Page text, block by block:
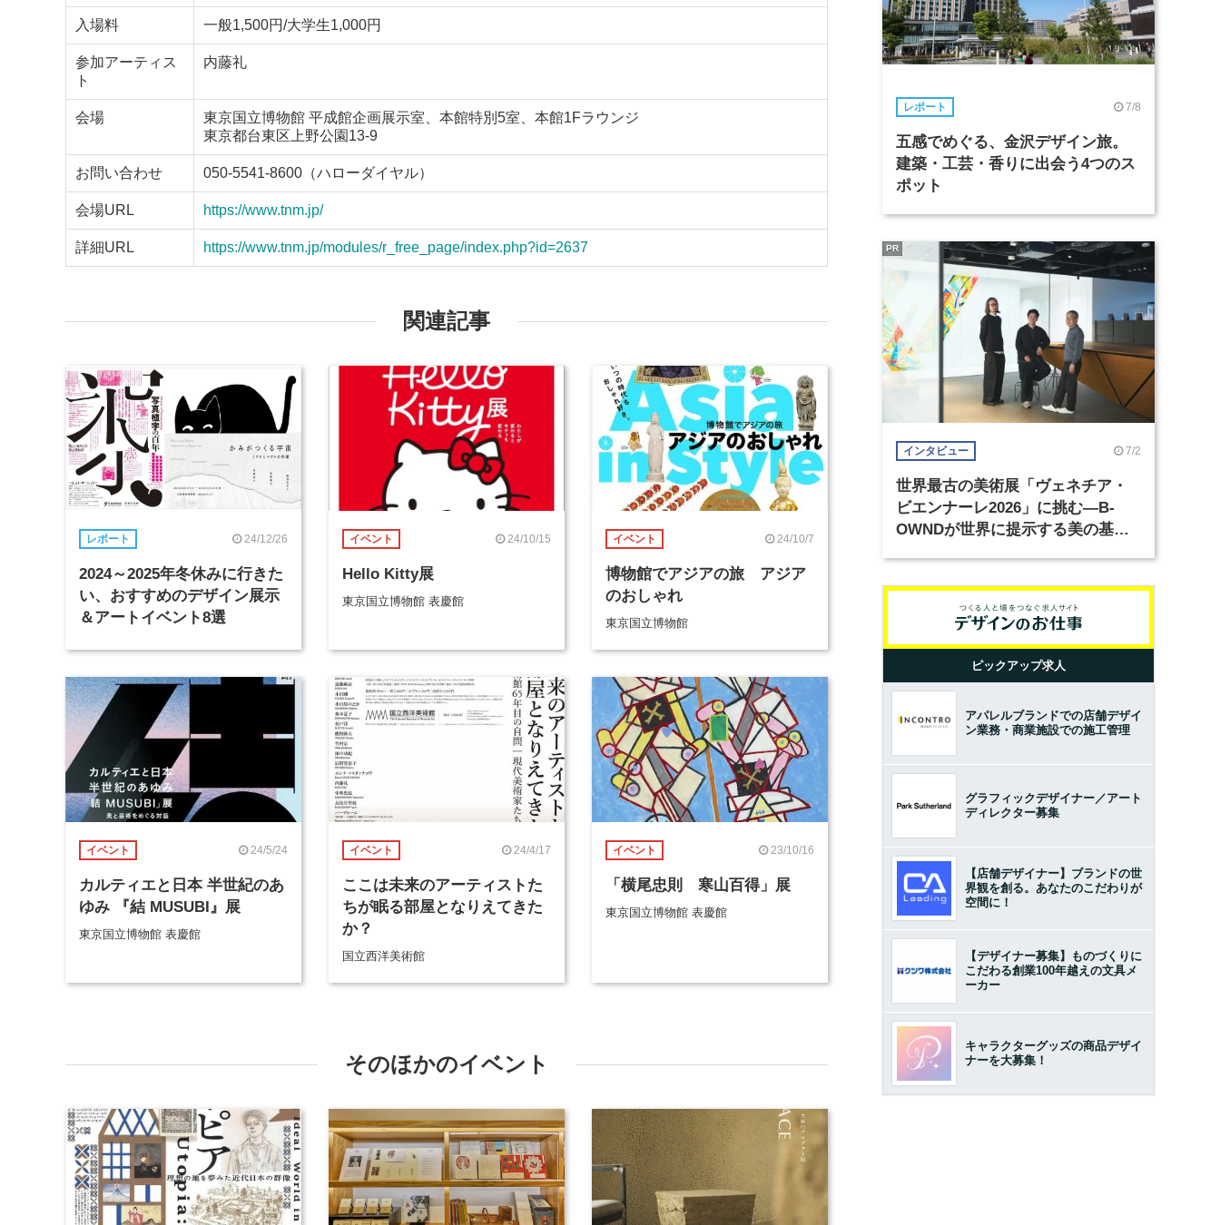
入場料 一般1,500円/大学生1,000円
参加アーティス
ト
内藤礼
会場
東京国立博物館 平成館企画展示室、本館特別5室、本館1Fラウンジ
東京都台東区上野公園13-9
お問い合わせ 050-5541-8600（ハローダイヤル）
会場URL https://www.tnm.jp/
詳細URL https://www.tnm.jp/modules/r_free_page/index.php?id=2637
関連記事
レポート 24/12/26
2024～2025年冬休みに行きた
い、おすすめのデザイン展示
＆アートイベント8選
イベント 24/10/15
Hello Kitty展
東京国立博物館 表慶館
イベント 24/10/7
博物館でアジアの旅 アジア
のおしゃれ
東京国立博物館
イベント 24/5/24
カルティエと日本 半世紀のあ
ゆみ 『結 MUSUBI』展
東京国立博物館 表慶館
イベント 24/4/17
ここは未来のアーティストた
ちが眠る部屋となりえてきた
か？
国立西洋美術館
イベント 23/10/16
「横尾忠則 寒山百得」展
東京国立博物館 表慶館
そのほかのイベント
レポート 7/8
五感でめぐる、金沢デザイン旅。
建築・工芸・香りに出会う4つのス
ポット
インタビュー 7/2
世界最古の美術展「ヴェネチア・
ビエンナーレ2026」に挑む―B-
OWNDが世界に提示する美の基準
PR
ピックアップ求人
アパレルブランドでの店舗デザイ
ン業務・商業施設での施工管理
グラフィックデザイナー／アート
ディレクター募集
【店舗デザイナー】ブランドの世
界観を創る。あなたのこだわりが
空間に！
【デザイナー募集】ものづくりに
こだわる創業100年越えの文具メ
ーカー
キャラクターグッズの商品デザイ
ナーを大募集！